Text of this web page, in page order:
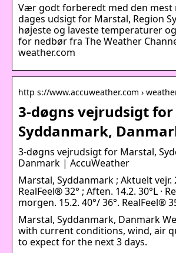
Vær godt forberedt med den mest
dages udsigt for Marstal, Region
højeste og laveste temperaturer
for nedbør fra The Weather
weather.com
http s://www.accuweather.com ›
3-døgns vejrudsigt
Syddanmark,
3-døgns vejrudsigt for Marstal,
Danmark | AccuWeather
Marstal, Syddanmark ; Aktuelt vejr.
RealFeel® 32° ; Aften. 14.2. 30°L ·
morgen. 15.2. 40°/ 36°. RealFeel®
Marstal, Syddanmark, Danmark
with current conditions, wind, air
to expect for the next 3 days.